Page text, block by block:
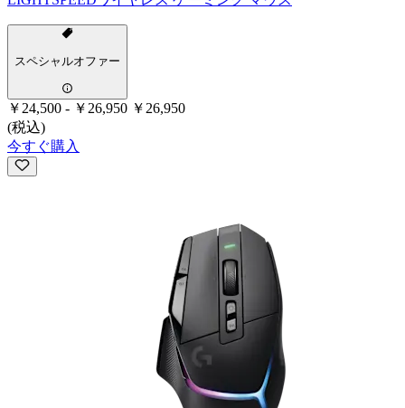
スペシャルオファー
￥24,500 - ￥26,950 ￥26,950
(税込)
今すぐ購入